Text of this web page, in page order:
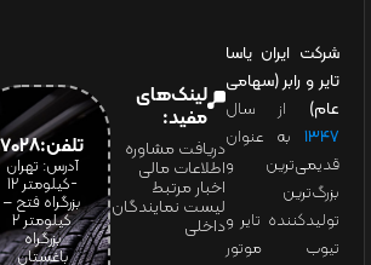
شرکت ایران یاسا
تایر و رابر (سهامی
عام) از سال
۱۳۴۷ به عنوان
قدیمی‌ترین و
بزرگ‌ترین
تولیدکننده تایر و
تیوب موتور
لینک‌های
مفید:
دریافت مشاوره
اطلاعات مالی
اخبار مرتبط
لیست نمایندگان
داخلی
تلفن:65607028(021)
آدرس: تهران
-کیلومتر 12
بزرگراه فتح –
کیلومتر ۲
بزرگراه
باغستان